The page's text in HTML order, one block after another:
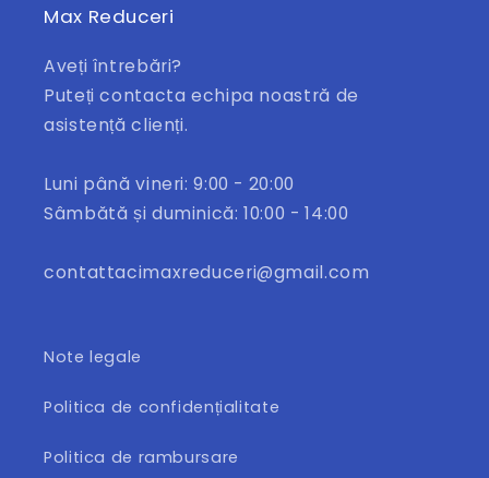
Max Reduceri
Aveți întrebări?
Puteți contacta echipa noastră de
asistență clienți.
Luni până vineri: 9:00 - 20:00
Sâmbătă și duminică: 10:00 - 14:00
contattacimaxreduceri@gmail.com
Note legale
Politica de confidențialitate
Politica de rambursare